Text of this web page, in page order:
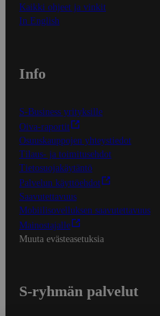
Kaikki ohjeet ja vinkit
In English
Info
S-Business yrityksille
Oiva-raportit
Osuuskauppojen yhteystiedot
Tilaus- ja toimitusehdot
Tietosuojakäytäntö
Palvelun käyttöehdot
Saavutettavuus
Mobiilisovelluksen saavutettavuus
Mainostajalle
Muuta evästeasetuksia
S-ryhmän palvelut